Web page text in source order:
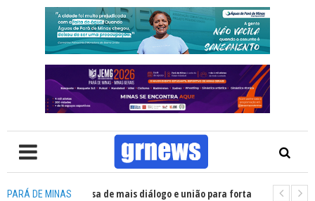
PARÁ DE MINAS
TV: Política precisa de mais diálogo e união para fortalecer Minas e